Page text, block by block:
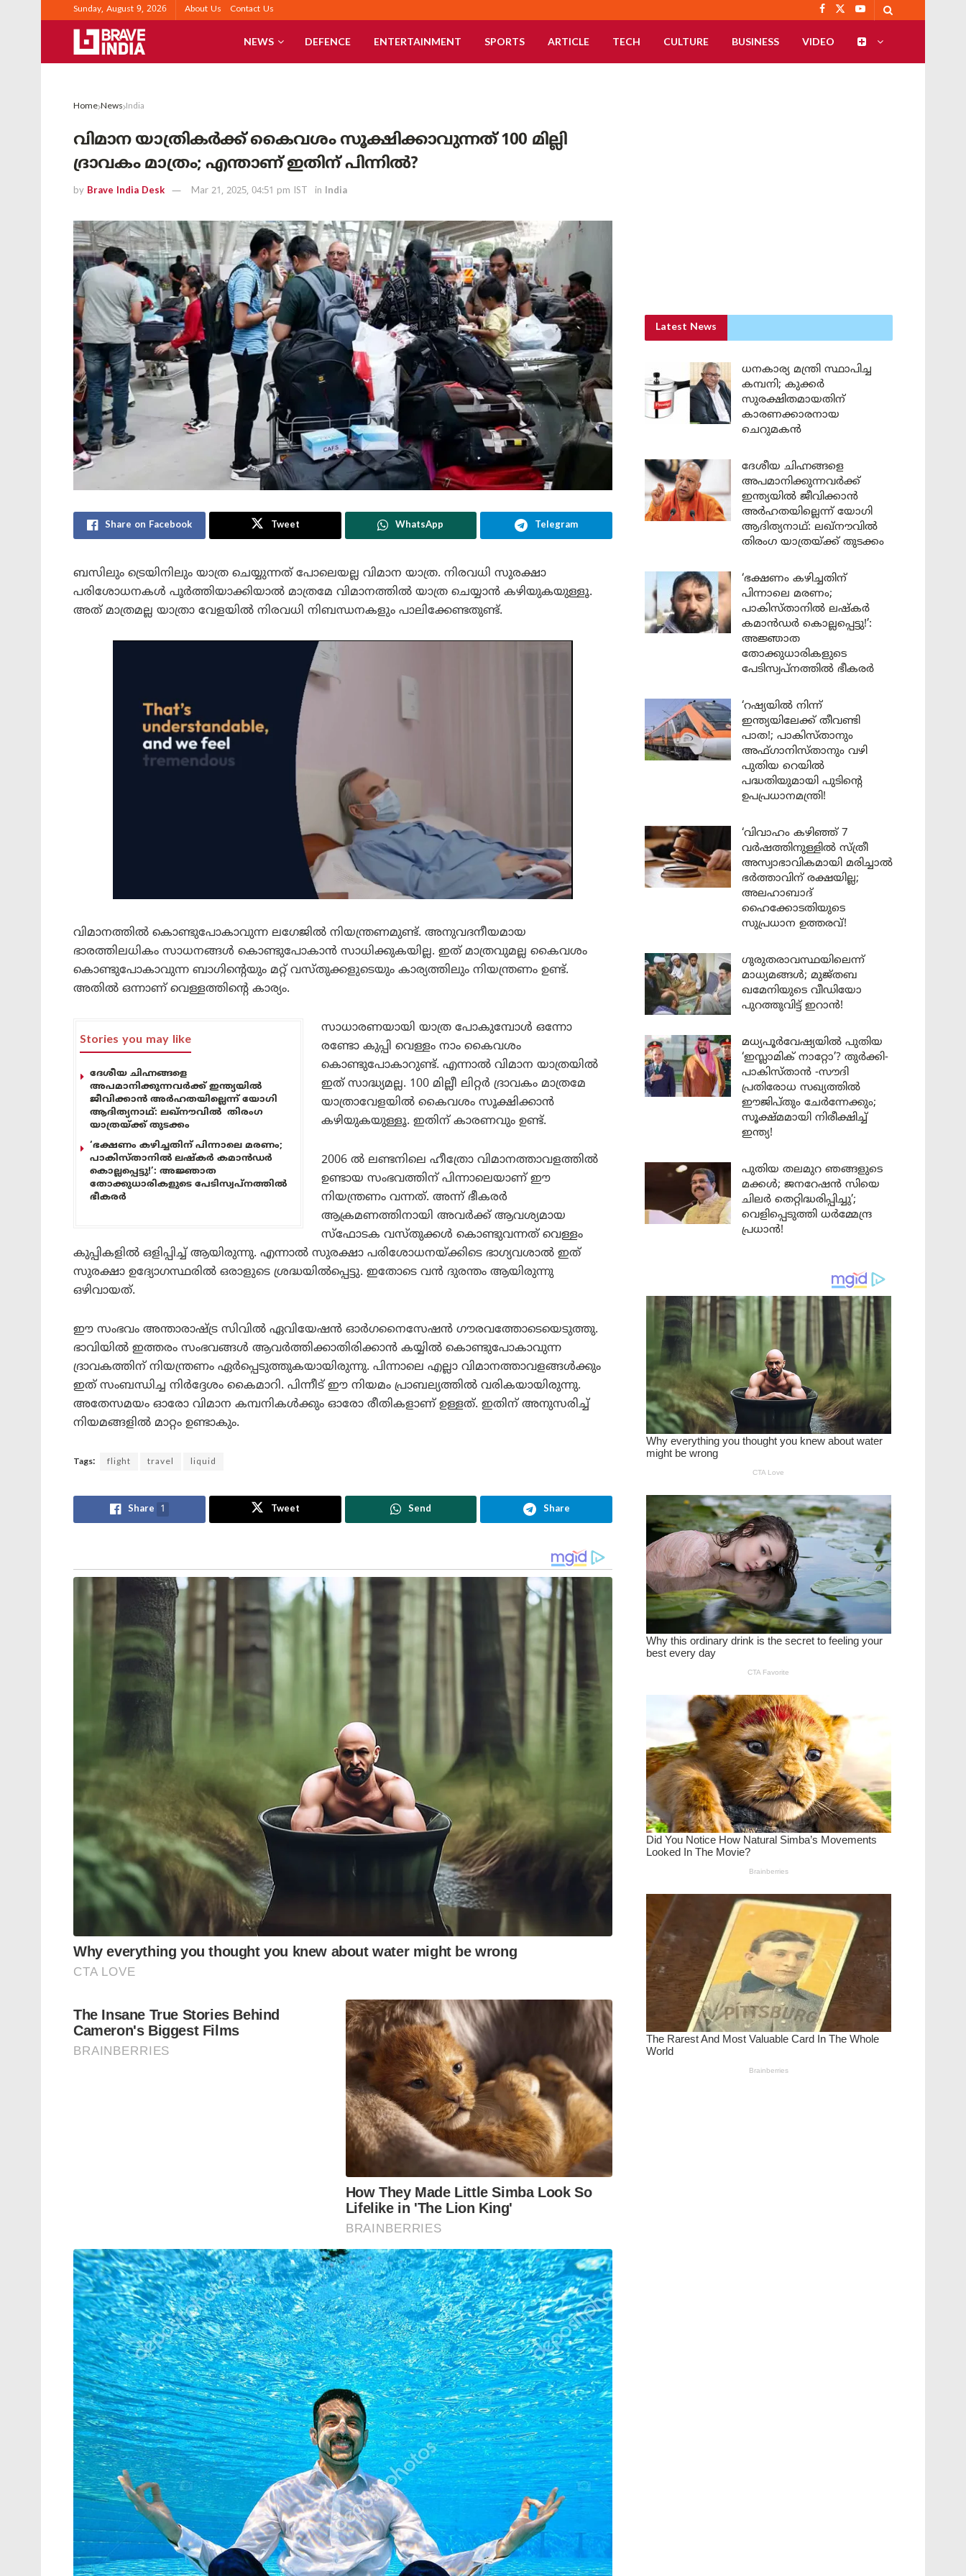
Sunday, August 9, 2026 About Us Contact Us
NEWS DEFENCE ENTERTAINMENT SPORTS ARTICLE TECH CULTURE BUSINESS VIDEO
Home News India
വിമാന യാത്രികർക്ക് കൈവശം സൂക്ഷിക്കാവുന്നത് 100 മില്ലി
ദ്രാവകം മാത്രം; എന്താണ് ഇതിന് പിന്നിൽ?
by Brave India Desk Mar 21, 2025, 04:51 pm IST in India
Share on Facebook Tweet WhatsApp Telegram
ബസിലും ട്രെയിനിലും യാത്ര ചെയ്യുന്നത് പോലെയല്ല വിമാന യാത്ര. നിരവധി സുരക്ഷാ
പരിശോധനകൾ പൂർത്തിയാക്കിയാൽ മാത്രമേ വിമാനത്തിൽ യാത്ര ചെയ്യാൻ കഴിയുകയുള്ളൂ.
അത് മാത്രമല്ല യാത്രാ വേളയിൽ നിരവധി നിബന്ധനകളും പാലിക്കേണ്ടതുണ്ട്.
വിമാനത്തിൽ കൊണ്ടുപോകാവുന്ന ലഗേജിൽ നിയന്ത്രണമുണ്ട്. അനുവദനീയമായ
ഭാരത്തിലധികം സാധനങ്ങൾ കൊണ്ടുപോകാൻ സാധിക്കുകയില്ല. ഇത് മാത്രവുമല്ല കൈവശം
കൊണ്ടുപോകാവുന്ന ബാഗിന്റെയും മറ്റ് വസ്തുക്കളുടെയും കാര്യത്തിലും നിയന്ത്രണം ഉണ്ട്.
അതിൽ ഒന്നാണ് വെള്ളത്തിന്റെ കാര്യം.
Stories you may like
ദേശീയ ചിഹ്നങ്ങളെ
അപമാനിക്കുന്നവർക്ക് ഇന്ത്യയിൽ
ജീവിക്കാൻ അർഹതയില്ലെന്ന് യോഗി
ആദിത്യനാഥ്: ലഖ്‌നൗവിൽ തിരംഗ
യാത്രയ്ക്ക് തുടക്കം
‘ഭക്ഷണം കഴിച്ചതിന് പിന്നാലെ മരണം;
പാകിസ്താനിൽ ലഷ്കർ കമാൻഡർ
കൊല്ലപ്പെട്ടു!’: അജ്ഞാത
തോക്കുധാരികളുടെ പേടിസ്വപ്നത്തിൽ
ഭീകരർ
സാധാരണയായി യാത്ര പോകുമ്പോൾ ഒന്നോ
രണ്ടോ കുപ്പി വെള്ളം നാം കൈവശം
കൊണ്ടുപോകാറുണ്ട്. എന്നാൽ വിമാന യാത്രയിൽ
ഇത് സാദ്ധ്യമല്ല. 100 മില്ലീ ലിറ്റർ ദ്രാവകം മാത്രമേ
യാത്രാവേളയിൽ കൈവശം സൂക്ഷിക്കാൻ
കഴിയുകയുള്ളൂ. ഇതിന് കാരണവും ഉണ്ട്.
2006 ൽ ലണ്ടനിലെ ഹീത്രോ വിമാനത്താവളത്തിൽ
ഉണ്ടായ സംഭവത്തിന് പിന്നാലെയാണ് ഈ
നിയന്ത്രണം വന്നത്. അന്ന് ഭീകരർ
ആക്രമണത്തിനായി അവർക്ക് ആവശ്യമായ
സ്‌ഫോടക വസ്തുക്കൾ കൊണ്ടുവന്നത് വെള്ളം
കുപ്പികളിൽ ഒളിപ്പിച്ച് ആയിരുന്നു. എന്നാൽ സുരക്ഷാ പരിശോധനയ്ക്കിടെ ഭാഗ്യവശാൽ ഇത്
സുരക്ഷാ ഉദ്യോഗസ്ഥരിൽ ഒരാളുടെ ശ്രദ്ധയിൽപ്പെട്ടു. ഇതോടെ വൻ ദുരന്തം ആയിരുന്നു
ഒഴിവായത്.
ഈ സംഭവം അന്താരാഷ്ട്ര സിവിൽ ഏവിയേഷൻ ഓർഗനൈസേഷൻ ഗൗരവത്തോടെയെടുത്തു.
ഭാവിയിൽ ഇത്തരം സംഭവങ്ങൾ ആവർത്തിക്കാതിരിക്കാൻ കയ്യിൽ കൊണ്ടുപോകാവുന്ന
ദ്രാവകത്തിന് നിയന്ത്രണം ഏർപ്പെടുത്തുകയായിരുന്നു. പിന്നാലെ എല്ലാ വിമാനത്താവളങ്ങൾക്കും
ഇത് സംബന്ധിച്ച നിർദ്ദേശം കൈമാറി. പിന്നീട് ഈ നിയമം പ്രാബല്യത്തിൽ വരികയായിരുന്നു.
അതേസമയം ഓരോ വിമാന കമ്പനികൾക്കും ഓരോ രീതികളാണ് ഉള്ളത്. ഇതിന് അനുസരിച്ച്
നിയമങ്ങളിൽ മാറ്റം ഉണ്ടാകും.
Tags: flight travel liquid
Share 1 Tweet Send Share
Latest News
ധനകാര്യ മന്ത്രി സ്ഥാപിച്ച
കമ്പനി; കുക്കർ
സുരക്ഷിതമായതിന്
കാരണക്കാരനായ
ചെറുമകൻ
ദേശീയ ചിഹ്നങ്ങളെ
അപമാനിക്കുന്നവർക്ക്
ഇന്ത്യയിൽ ജീവിക്കാൻ
അർഹതയില്ലെന്ന് യോഗി
ആദിത്യനാഥ്: ലഖ്‌നൗവിൽ
തിരംഗ യാത്രയ്ക്ക് തുടക്കം
‘ഭക്ഷണം കഴിച്ചതിന്
പിന്നാലെ മരണം;
പാകിസ്താനിൽ ലഷ്കർ
കമാൻഡർ കൊല്ലപ്പെട്ടു!’:
അജ്ഞാത
തോക്കുധാരികളുടെ
പേടിസ്വപ്നത്തിൽ ഭീകരർ
‘റഷ്യയിൽ നിന്ന്
ഇന്ത്യയിലേക്ക് തീവണ്ടി
പാത!; പാകിസ്താനും
അഫ്ഗാനിസ്താനും വഴി
പുതിയ റെയിൽ
പദ്ധതിയുമായി പുടിന്റെ
ഉപപ്രധാനമന്ത്രി!
‘വിവാഹം കഴിഞ്ഞ് 7
വർഷത്തിനുള്ളിൽ സ്ത്രീ
അസ്വാഭാവികമായി മരിച്ചാൽ
ഭർത്താവിന് രക്ഷയില്ല;
അലഹാബാദ്
ഹൈക്കോടതിയുടെ
സുപ്രധാന ഉത്തരവ്!
ഗുരുതരാവസ്ഥയിലെന്ന്
മാധ്യമങ്ങൾ; മുജ്തബ
ഖമേനിയുടെ വീഡിയോ
പുറത്തുവിട്ട് ഇറാൻ!
മധ്യപൂർവേഷ്യയിൽ പുതിയ
‘ഇസ്ലാമിക് നാറ്റോ’? തുർക്കി-
പാകിസ്താൻ -സൗദി
പ്രതിരോധ സഖ്യത്തിൽ
ഈജിപ്തും ചേർന്നേക്കും;
സൂക്ഷ്മമായി നിരീക്ഷിച്ച്
ഇന്ത്യ!
പുതിയ തലമുറ ഞങ്ങളുടെ
മക്കൾ; ജനറേഷൻ സിയെ
ചിലർ തെറ്റിദ്ധരിപ്പിച്ചു’;
വെളിപ്പെടുത്തി ധർമ്മേന്ദ്ര
പ്രധാൻ!